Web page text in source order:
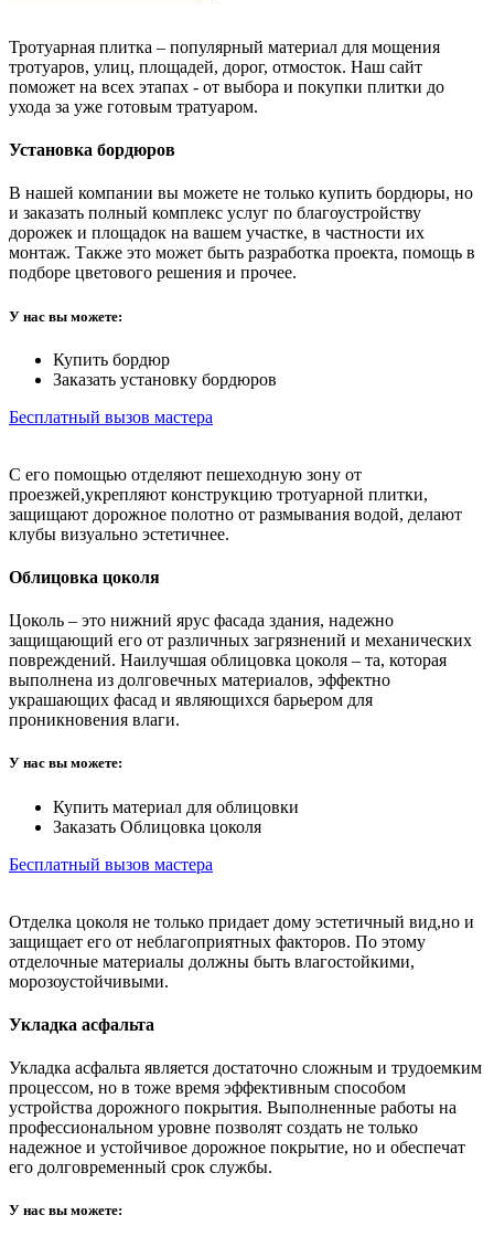
Тротуарная плитка – популярный материал для мощения
тротуаров, улиц, площадей, дорог, отмосток. Наш сайт
поможет на всех этапах - от выбора и покупки плитки до
ухода за уже готовым тратуаром.
Установка бордюров
В нашей компании вы можете не только купить бордюры, но
и заказать полный комплекс услуг по благоустройству
дорожек и площадок на вашем участке, в частности их
монтаж. Также это может быть разработка проекта, помощь в
подборе цветового решения и прочее.
У нас вы можете:
Купить бордюр
Заказать установку бордюров
Бесплатный вызов мастера
С его помощью отделяют пешеходную зону от
проезжей,укрепляют конструкцию тротуарной плитки,
защищают дорожное полотно от размывания водой, делают
клубы визуально эстетичнее.
Oблицовка цоколя
Цоколь – это нижний ярус фасада здания, надежно
защищающий его от различных загрязнений и механических
повреждений. Наилучшая облицовка цоколя – та, которая
выполнена из долговечных материалов, эффектно
украшающих фасад и являющихся барьером для
проникновения влаги.
У нас вы можете:
Купить материал для облицовки
Заказать Oблицовка цоколя
Бесплатный вызов мастера
Отделка цоколя не только придает дому эстетичный вид,но и
защищает его от неблагоприятных факторов. По этому
отделочные материалы должны быть влагостойкими,
морозоустойчивыми.
Укладка асфальта
Укладка асфальта является достаточно сложным и трудоемким
процессом, но в тоже время эффективным способом
устройства дорожного покрытия. Выполненные работы на
профессиональном уровне позволят создать не только
надежное и устойчивое дорожное покрытие, но и обеспечат
его долговременный срок службы.
У нас вы можете: